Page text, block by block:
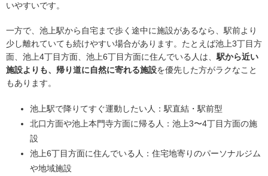
いやすいです。
一方で、池上駅から自宅まで歩く途中に施設があるなら、駅前より
少し離れていても続けやすい場合があります。たとえば池上3丁目方
面、池上4丁目方面、池上6丁目方面に住んでいる人は、 駅から近い
施設よりも、帰り道に自然に寄れる施設を優先した方がラクなこと
もあります。
池上駅で降りてすぐ運動したい人：駅直結・駅前型
北口方面や池上本門寺方面に帰る人：池上3〜4丁目方面の施
設
池上6丁目方面に住んでいる人：住宅地寄りのパーソナルジム
や地域施設